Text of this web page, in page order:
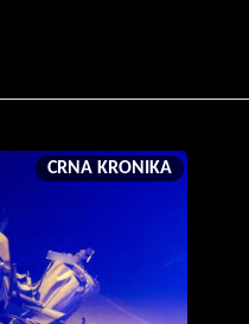
CRNA KRONIKA